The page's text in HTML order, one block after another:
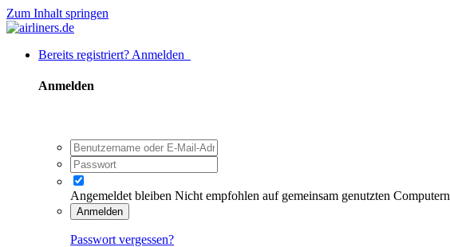
Zum Inhalt springen
Bereits registriert? Anmelden
Anmelden
Angemeldet bleiben Nicht empfohlen auf gemeinsam genutzten Computern
Anmelden
Passwort vergessen?